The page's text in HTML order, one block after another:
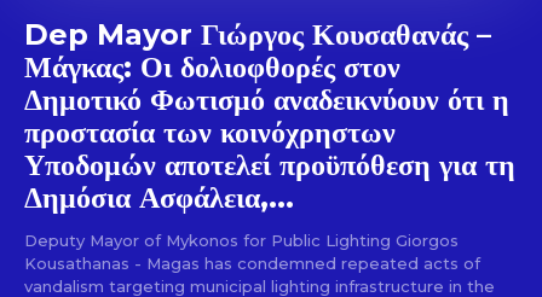
Dep Mayor Γιώργος Κουσαθανάς –
Μάγκας: Οι δολιοφθορές στον
Δημοτικό Φωτισμό αναδεικνύουν ότι η
προστασία των κοινόχρηστων
Υποδομών αποτελεί προϋπόθεση για τη
Δημόσια Ασφάλεια,...
Deputy Mayor of Mykonos for Public Lighting Giorgos
Kousathanas - Magas has condemned repeated acts of
vandalism targeting municipal lighting infrastructure in the